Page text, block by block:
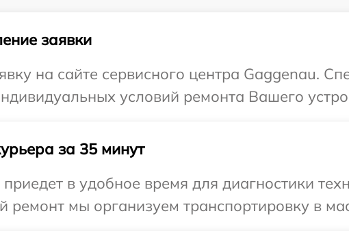
заявки
на сайте сервисного центра Gaggenau.
условий ремонта Вашего
за 35 минут
в удобное время для диагностики
ремонт мы организуем транспортировку в